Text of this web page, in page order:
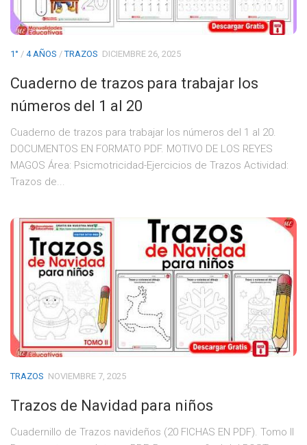
1° / 4 AÑOS /TRAZOS DICIEMBRE 26, 2025
Cuaderno de trazos para trabajar los
números del 1 al 20
Cuaderno de trazos para trabajar los números del 1 al 20.
DOCUMENTOS EN FORMATO PDF. MOTIVO DE LOS REYES
MAGOS Área: Psicmotricidad-Ejercicios de Trazos Actividad:
Trazos de...
TRAZOS NOVIEMBRE 7, 2025
Trazos de Navidad para niños
Cuadernillo de Trazos navideños (20 FICHAS EN PDF). Tomo II